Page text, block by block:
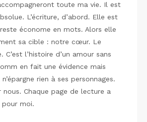
toute ma vie. Il est
L’écriture, d’abord. Elle est
économe en mots. Alors elle
sa cible : notre cœur. Le
C’est l’histoire d’un amour sans
en fait une évidence mais
rien à ses personnages.
nous. Chaque page de lecture a
moi.